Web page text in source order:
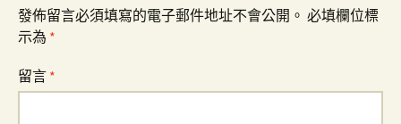
發佈留言必須填寫的電子郵件地址不會公開。 必填欄位標
示為 *
留言 *